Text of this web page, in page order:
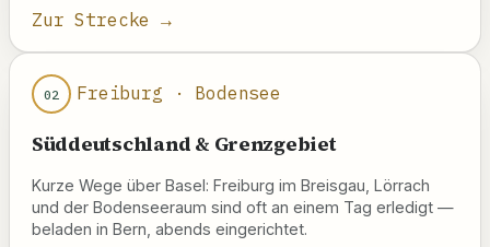
Zur Strecke →
02 Freiburg · Bodensee
Süddeutschland & Grenzgebiet
Kurze Wege über Basel: Freiburg im Breisgau, Lörrach
und der Bodenseeraum sind oft an einem Tag erledigt —
beladen in Bern, abends eingerichtet.